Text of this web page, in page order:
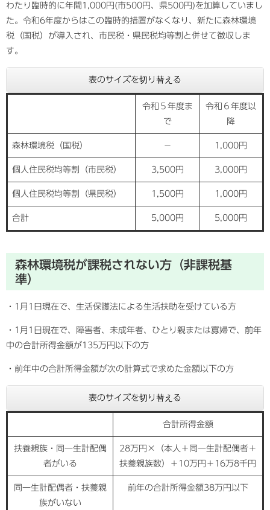
わたり臨時的に年間1,000円(市500円、県500円)を加算していまし
た。令和6年度からはこの臨時的措置がなくなり、新たに森林環境
税（国税）が導入され、市民税・県民税均等割と併せて徴収しま
す。
表のサイズを切り替える
令和５年度ま
で
令和６年度以
降
森林環境税（国税） － 1,000円
個人住民税均等割（市民税） 3,500円 3,000円
個人住民税均等割（県民税） 1,500円 1,000円
合計 5,000円 5,000円
森林環境税が課税されない方（非課税基
準）
・1月1日現在で、生活保護法による生活扶助を受けている方
・1月1日現在で、障害者、未成年者、ひとり親または寡婦で、前年
中の合計所得金額が135万円以下の方
・前年中の合計所得金額が次の計算式で求めた金額以下の方
表のサイズを切り替える
合計所得金額
扶養親族・同一生計配偶
者がいる
28万円×（本人＋同一生計配偶者＋
扶養親族数）＋10万円＋16万8千円
同一生計配偶者・扶養親
族がいない
前年の合計所得金額38万円以下